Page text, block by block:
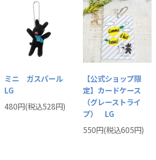
ミニ ガスパール
LG
480円(税込528円)
【公式ショップ限
定】カードケース
（グレーストライ
プ） LG
550円(税込605円)